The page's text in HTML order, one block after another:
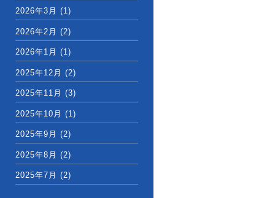
2026年3月 (1)
2026年2月 (2)
2026年1月 (1)
2025年12月 (2)
2025年11月 (3)
2025年10月 (1)
2025年9月 (2)
2025年8月 (2)
2025年7月 (2)